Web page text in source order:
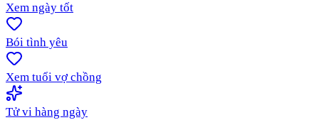
Xem ngày tốt
Bói tình yêu
Xem tuổi vợ chồng
Tử vi hàng ngày